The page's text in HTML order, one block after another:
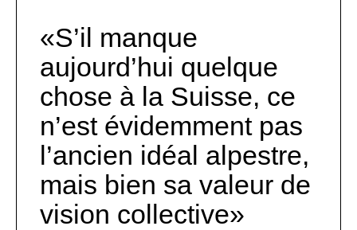
S’il manque
aujourd’hui quelque
chose à la Suisse, ce
n’est évidemment pas
l’ancien idéal alpestre,
mais bien sa valeur de
vision collective